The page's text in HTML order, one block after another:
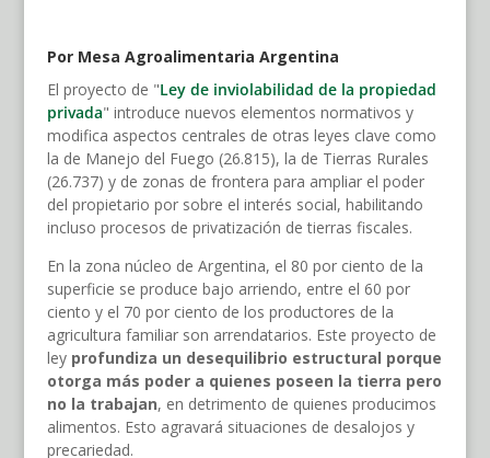
Por Mesa Agroalimentaria Argentina
El proyecto de "Ley de inviolabilidad de la propiedad
privada" introduce nuevos elementos normativos y
modifica aspectos centrales de otras leyes clave como
la de Manejo del Fuego (26.815), la de Tierras Rurales
(26.737) y de zonas de frontera para ampliar el poder
del propietario por sobre el interés social, habilitando
incluso procesos de privatización de tierras fiscales.
En la zona núcleo de Argentina, el 80 por ciento de la
superficie se produce bajo arriendo, entre el 60 por
ciento y el 70 por ciento de los productores de la
agricultura familiar son arrendatarios. Este proyecto de
ley profundiza un desequilibrio estructural porque
otorga más poder a quienes poseen la tierra pero
no la trabajan, en detrimento de quienes producimos
alimentos. Esto agravará situaciones de desalojos y
precariedad.